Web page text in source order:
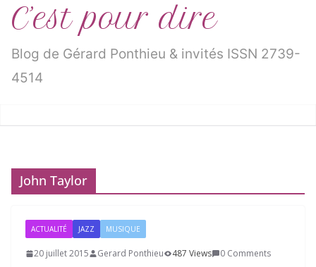
C’est pour dire
Blog de Gérard Ponthieu & invités ISSN 2739-
4514
John Taylor
ACTUALITÉ JAZZ MUSIQUE
20 juillet 2015 Gerard Ponthieu 487 Views 0 Comments